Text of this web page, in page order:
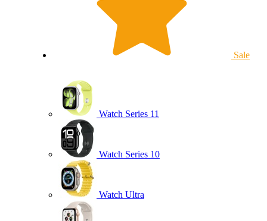
Sale
Watch Series 11
Watch Series 10
Watch Ultra